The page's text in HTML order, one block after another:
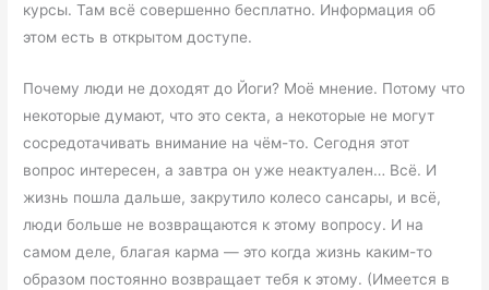
курсы. Там всё совершенно бесплатно. Информация об
этом есть в открытом доступе.
Почему люди не доходят до Йоги? Моё мнение. Потому что
некоторые думают, что это секта, а некоторые не могут
сосредотачивать внимание на чём-то. Сегодня этот
вопрос интересен, а завтра он уже неактуален… Всё. И
жизнь пошла дальше, закрутило колесо сансары, и всё,
люди больше не возвращаются к этому вопросу. И на
самом деле, благая карма — это когда жизнь каким-то
образом постоянно возвращает тебя к этому. (Имеется в